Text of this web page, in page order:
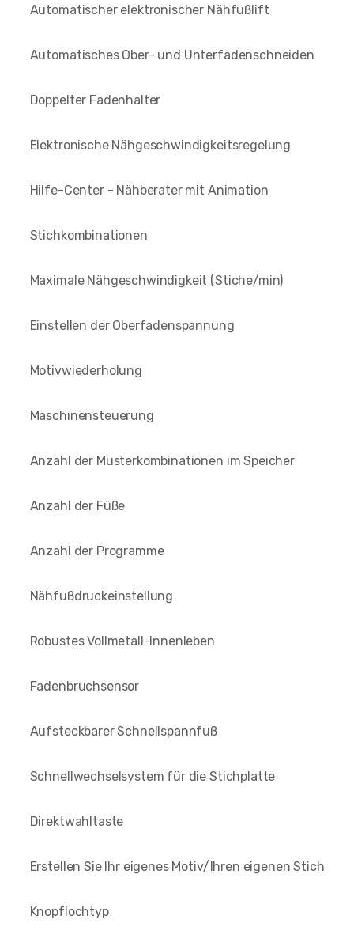
Automatischer elektronischer Nähfußlift
Automatisches Ober- und Unterfadenschneiden
Doppelter Fadenhalter
Elektronische Nähgeschwindigkeitsregelung
Hilfe-Center - Nähberater mit Animation
Stichkombinationen
Maximale Nähgeschwindigkeit (Stiche/min)
Einstellen der Oberfadenspannung
Motivwiederholung
Maschinensteuerung
Anzahl der Musterkombinationen im Speicher
Anzahl der Füße
Anzahl der Programme
Nähfußdruckeinstellung
Robustes Vollmetall-Innenleben
Fadenbruchsensor
Aufsteckbarer Schnellspannfuß
Schnellwechselsystem für die Stichplatte
Direktwahltaste
Erstellen Sie Ihr eigenes Motiv/Ihren eigenen Stich
Knopflochtyp